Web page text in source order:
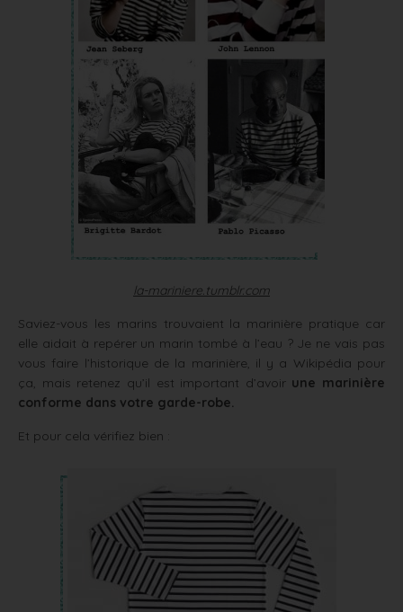
la-mariniere.tumblr.com
Saviez-vous les marins trouvaient la marinière pratique car
elle aidait à repérer un marin tombé à l’eau ? Je ne vais pas
vous faire l’historique de la marinière, il y a Wikipédia pour
ça, mais retenez qu’il est important d’avoir une marinière
conforme dans votre garde-robe.
Et pour cela vérifiez bien :